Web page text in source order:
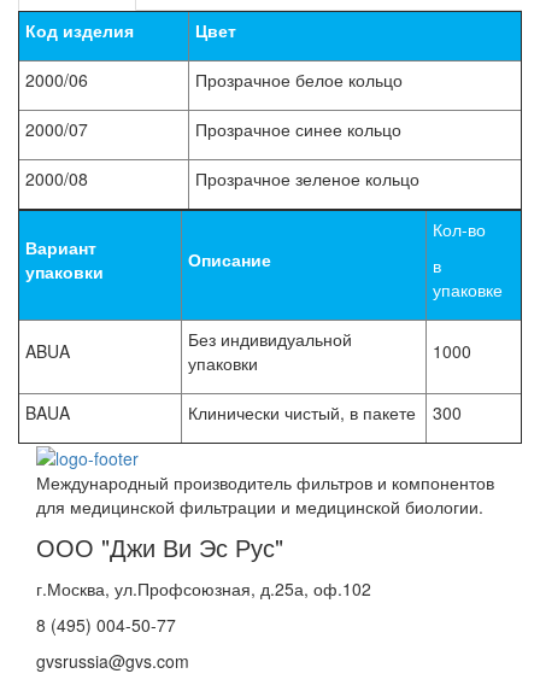
Код изделия Цвет
2000/06 Прозрачное белое кольцо
2000/07 Прозрачное синее кольцо
2000/08 Прозрачное зеленое кольцо
Вариант
упаковки
Описание
Кол-во
в
упаковке
ABUA
Без индивидуальной
упаковки
1000
BAUA Клинически чистый, в пакете 300
Международный производитель фильтров и компонентов
для медицинской фильтрации и медицинской биологии.
ООО "Джи Ви Эс Рус"
г.Москва, ул.Профсоюзная, д.25а, оф.102
8 (495) 004-50-77
gvsrussia@gvs.com